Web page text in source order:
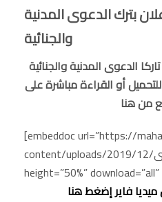
بترك الدعوى المدنية
والجنائية
الدعوى المدنية والجنائية
أو القراءة مباشرة على
من هنا
[embeddoc url=”https://
content/uploads/2019/12/اعلان-بترك-الدعوى.doc”
height=”50%”
فاير إضغط هنا